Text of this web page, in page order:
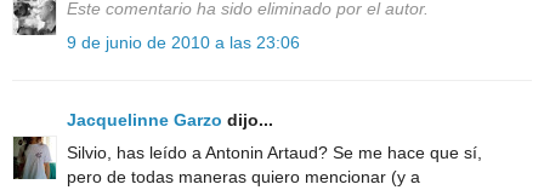
Este comentario ha sido eliminado por el autor.
9 de junio de 2010 a las 23:06
Jacquelinne Garzo dijo...
Silvio, has leído a Antonin Artaud? Se me hace que sí,
pero de todas maneras quiero mencionar (y a